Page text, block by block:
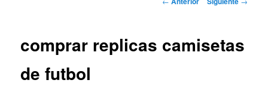
comprar replicas camisetas
de futbol